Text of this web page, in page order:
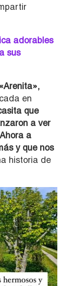
adorables
sus
«Arenita»,
en
que
a ver
a
y que nos
historia de